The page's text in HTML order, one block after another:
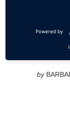
Möchtest du
deinen
by
Powered by